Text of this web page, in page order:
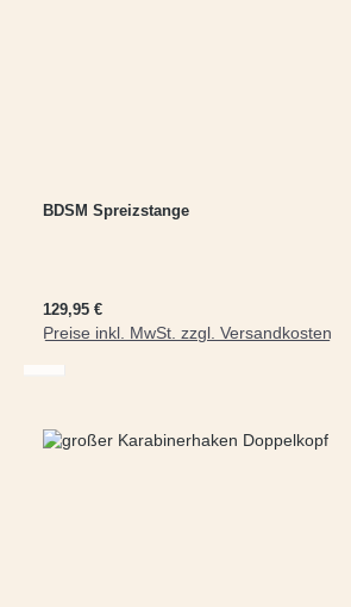
BDSM Spreizstange
Regulärer Preis:
129,95 €
Preise inkl. MwSt. zzgl. Versandkosten
In den Warenkorb